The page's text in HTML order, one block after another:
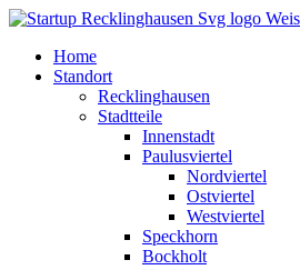
Home
Standort
Recklinghausen
Stadtteile
Innenstadt
Paulusviertel
Nordviertel
Ostviertel
Westviertel
Speckhorn
Bockholt